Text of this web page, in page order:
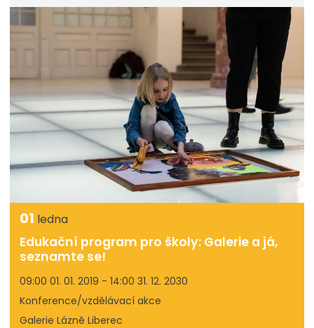
01 ledna
Edukační program pro školy: Galerie a já,
seznamte se!
09:00 01. 01. 2019 - 14:00 31. 12. 2030
Konference/vzdělávací akce
Galerie Lázně Liberec